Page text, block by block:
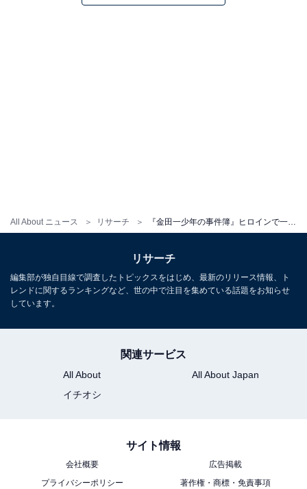
All About ニュース リサーチ
位 堂本剛「ひとりじゃない」、1位は？
リサーチ
編集部が独自目線で調査したトピックスをはじめ、最新のリリース情報、ト
レンドに関するランキングなど、世の中で注目を集めている話題をお知らせ
しています。
関連サービス
All About
All About Japan
イチオシ
サイト情報
会社概要
広告掲載
プライバシーポリシー
著作権・商標・免責事項